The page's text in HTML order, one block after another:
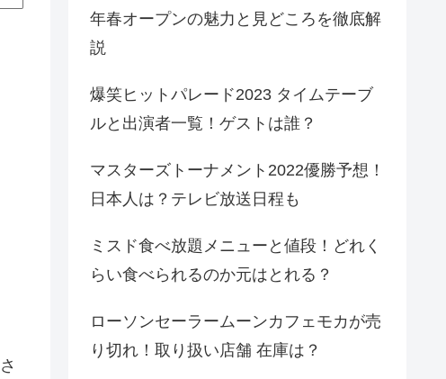
年春オープンの魅力と見どころを徹底解
説
爆笑ヒットパレード2023 タイムテーブ
ルと出演者一覧！ゲストは誰？
マスターズトーナメント2022優勝予想！
日本人は？テレビ放送日程も
ミスド食べ放題メニューと値段！どれく
らい食べられるのか元はとれる？
ローソンセーラームーンカフェモカが売
り切れ！取り扱い店舗 在庫は？